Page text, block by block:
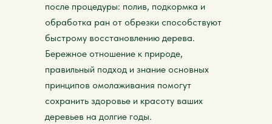
после процедуры: полив, подкормка и
обработка ран от обрезки способствуют
быстрому восстановлению дерева.
Бережное отношение к природе,
правильный подход и знание основных
принципов омолаживания помогут
сохранить здоровье и красоту ваших
деревьев на долгие годы.